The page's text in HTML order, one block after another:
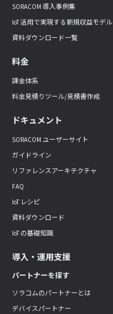
SORACOM 導入事例集
IoT 活用で実現する新規収益モデル
資料ダウンロード一覧
料金
課金体系
料金見積りツール/見積書作成
ドキュメント
SORACOM ユーザーサイト
ガイドライン
リファレンスアーキテクチャ
FAQ
IoT レシピ
資料ダウンロード
IoT の基礎知識
導入・運用支援
パートナーを探す
ソラコムのパートナーとは
デバイスパートナー